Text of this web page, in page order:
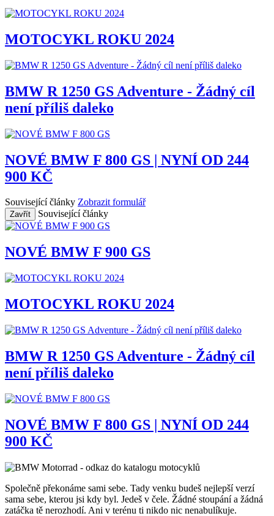
MOTOCYKL ROKU 2024
BMW R 1250 GS Adventure - Žádný cíl
není příliš daleko
NOVÉ BMW F 800 GS | NYNÍ OD 244
900 KČ
Související články Zobrazit formulář
Zavřít Související články
NOVÉ BMW F 900 GS
MOTOCYKL ROKU 2024
BMW R 1250 GS Adventure - Žádný cíl
není příliš daleko
NOVÉ BMW F 800 GS | NYNÍ OD 244
900 KČ
Společně překonáme sami sebe. Tady venku budeš nejlepší verzí
sama sebe, kterou jsi kdy byl. Jedeš v čele. Žádné stoupání a žádná
zatáčka tě nerozhodí. Ani v terénu ti nikdo nic nenabulíkuje.